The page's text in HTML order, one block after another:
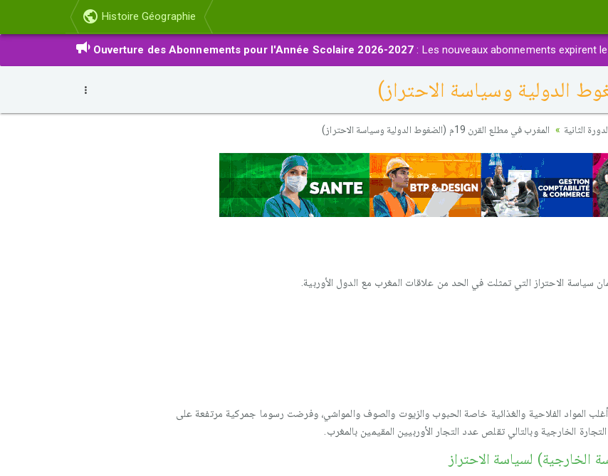
Histoire Géographie
Ouverture des Abonnements pour l'Année Scolaire 2026-2027 : Les nouveaux abonnements expirent
الثانية المغرب في مطلع القرن 19م (الضغوط الدولية وسياسة الاحتراز)
المواد الفلاحية والغذائية خاصة الحبوب والزيوت والصوف والمواشي، وفرضت رسوما جمركية مرتفعة على
الخارجية وبالتالي تقلص عدد التجار الأوربيين المقيمين بالمغرب.
الخارجية) لسياسة الاحتراز